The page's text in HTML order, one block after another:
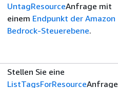
UntagResourceAnfrage mit
einem Endpunkt der Amazon
Bedrock-Steuerebene.
Stellen Sie eine
ListTagsForResourceAnfrage